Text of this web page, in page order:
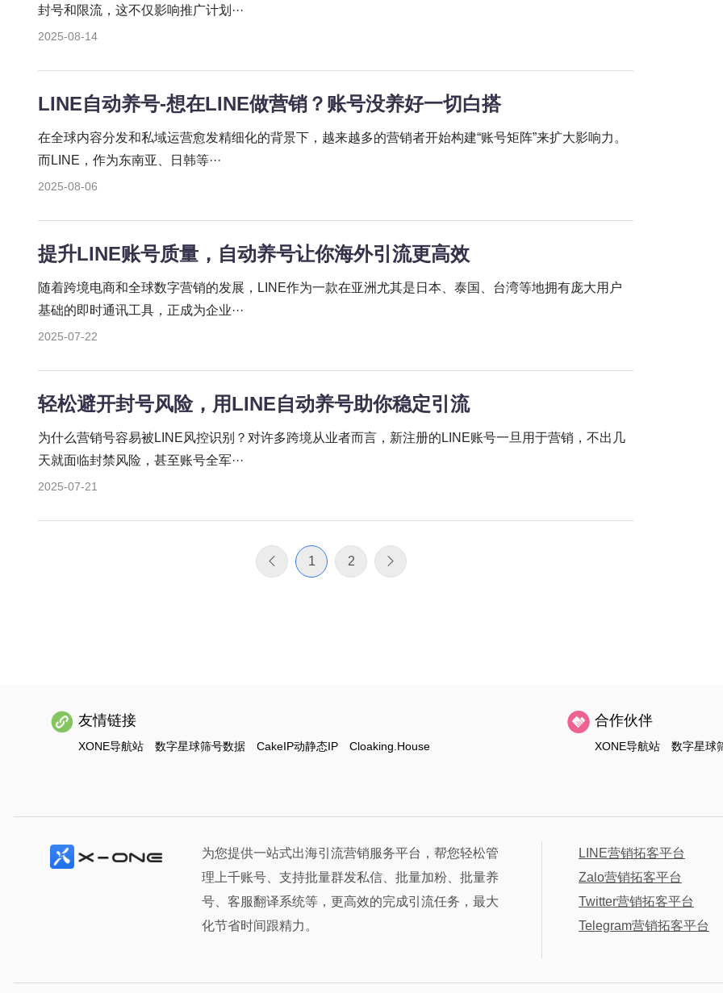
封号和限流，这不仅影响推广计划···
2025-08-14
LINE自动养号-想在LINE做营销？账号没养好一切白搭
在全球内容分发和私域运营愈发精细化的背景下，越来越多的营销者开始构建“账号矩阵”来扩大影响力。
而LINE，作为东南亚、日韩等···
2025-08-06
提升LINE账号质量，自动养号让你海外引流更高效
随着跨境电商和全球数字营销的发展，LINE作为一款在亚洲尤其是日本、泰国、台湾等地拥有庞大用户
基础的即时通讯工具，正成为企业···
2025-07-22
轻松避开封号风险，用LINE自动养号助你稳定引流
为什么营销号容易被LINE风控识别？对许多跨境从业者而言，新注册的LINE账号一旦用于营销，不出几
天就面临封禁风险，甚至账号全军···
2025-07-21
1 2
友情链接
XONE导航站 数字星球筛号数据 CakeIP动静态IP Cloaking.House
合作伙伴
XONE导航站 数字星球
为您提供一站式出海引流营销服务平台，帮您轻松管
理上千账号、支持批量群发私信、批量加粉、批量养
号、客服翻译系统等，更高效的完成引流任务，最大
化节省时间跟精力。
LINE营销拓客平台
Zalo营销拓客平台
Twitter营销拓客平台
Telegram营销拓客平台